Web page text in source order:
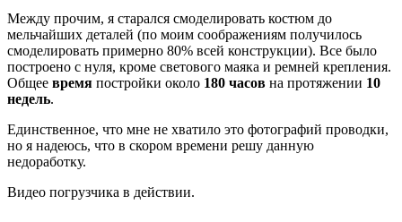
Между прочим, я старался смоделировать костюм до
мельчайших деталей (по моим соображениям получилось
смоделировать примерно 80% всей конструкции). Все было
построено с нуля, кроме светового маяка и ремней крепления.
Общее время постройки около 180 часов на протяжении 10
недель.
Единственное, что мне не хватило это фотографий проводки,
но я надеюсь, что в скором времени решу данную
недоработку.
Видео погрузчика в действии.